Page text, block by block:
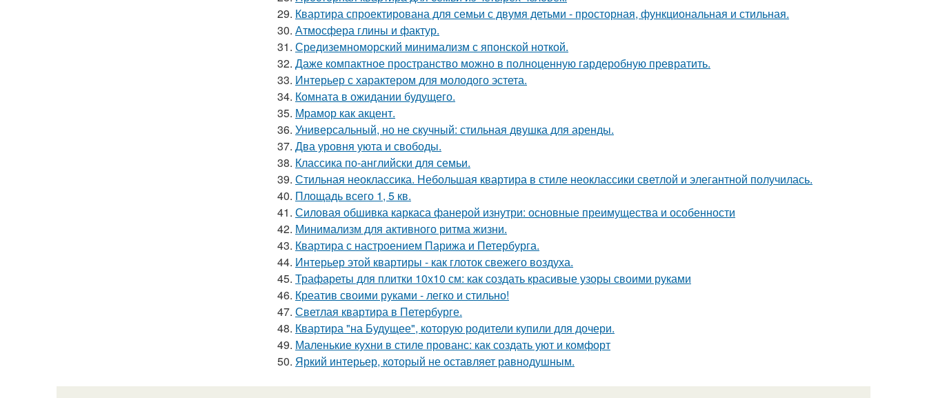
29. Квартира спроектирована для семьи с двумя детьми - просторная, функциональная и стильная.
30. Атмосфера глины и фактур.
31. Средиземноморский минимализм с японской ноткой.
32. Даже компактное пространство можно в полноценную гардеробную превратить.
33. Интерьер с характером для молодого эстета.
34. Комната в ожидании будущего.
35. Мрамор как акцент.
36. Универсальный, но не скучный: стильная двушка для аренды.
37. Два уровня уюта и свободы.
38. Классика по-английски для семьи.
39. Стильная неоклассика. Небольшая квартира в стиле неоклассики светлой и элегантной получилась.
40. Площадь всего 1, 5 кв.
41. Силовая обшивка каркаса фанерой изнутри: основные преимущества и особенности
42. Минимализм для активного ритма жизни.
43. Квартира с настроением Парижа и Петербурга.
44. Интерьер этой квартиры - как глоток свежего воздуха.
45. Трафареты для плитки 10х10 см: как создать красивые узоры своими руками
46. Креатив своими руками - легко и стильно!
47. Светлая квартира в Петербурге.
48. Квартира "на Будущее", которую родители купили для дочери.
49. Маленькие кухни в стиле прованс: как создать уют и комфорт
50. Яркий интерьер, который не оставляет равнодушным.